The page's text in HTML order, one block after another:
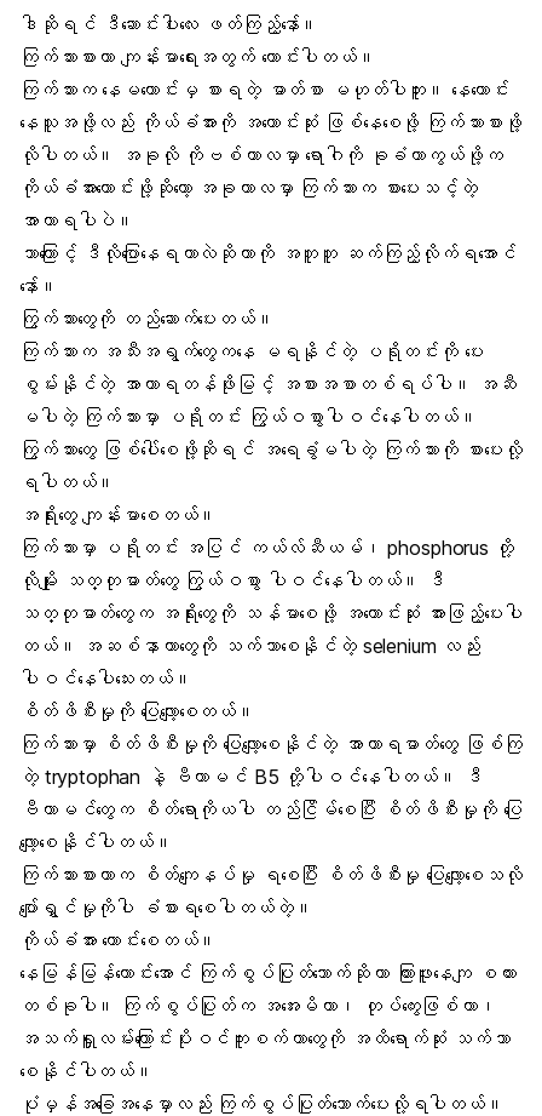
ဒါဆိုရင် ဒီဆောင်းပါးလေး ဖတ်ကြည့်နော်။
ကြက်သားစားတာ ကျန်းမာရေးအတွက် ကောင်းပါတယ်။
ကြက်သားက နေမကောင်းမှ စားရတဲ့ ဓာတ်စာ မဟုတ်ပါဘူး။ နေကောင်း
နေသူအဖို့လည်း ကိုယ်ခံအားကို အကောင်းဆုံး ဖြစ်နေစေဖို့ ကြက်သားစားဖို့
လိုပါတယ်။ အခုလို ကိုဗစ်ကာလမှာ ရောဂါကို ခုခံကာကွယ်ဖို့က
ကိုယ်ခံအားကောင်းဖို့ ဆိုတော့ အခုကာလမှာ ကြက်သားက စားပေးသင့်တဲ့
အာဟာရပါပဲ။
ဘာကြောင့် ဒီလိုပြောနေရတာလဲဆိုတာကို အတူတူ ဆက်ကြည့်လိုက်ရအောင်
နော်။
ကြွက်သားတွေကို တည်ဆောက်ပေးတယ်။
ကြက်သားက အသီးအရွက်တွေကနေ မရနိုင်တဲ့ ပရိုတင်းကို ပေး
စွမ်းနိုင်တဲ့ အာဟာရတန်ဖိုးမြင့် အစားအစာတစ်ရပ်ပါ။ အဆီ
မပါတဲ့ ကြက်သားမှာ
ပရိုတင်း ကြွယ်ဝစွာပါဝင်နေပါတယ်။
ကြွက်သားတွေ ဖြစ်ပေါ်စေဖို့ဆိုရင် အရေခွံမပါတဲ့ ကြက်သား ကို စားပေးလို့
ရပါတယ်။
အရိုးတွေ ကျန်းမာစေတယ်။
ကြက်သားမှာ ပရိုတင်း အပြင် ကယ်လ်ဆီယမ် ၊ phosphorus တို့
လိုမျိုး သတ္တုဓာတ်တွေ ကြွယ်ဝစွာ ပါဝင်နေပါတယ်။ ဒီ
သတ္တုဓာတ်တွေက အရိုးတွေကို သန်မာစေဖို့ အကောင်းဆုံး အားဖြည့်ပေးပါ
တယ်။ အဆစ်နာတာတွေကို သက်သာစေနိုင်တဲ့ selenium လည်း
ပါဝင်နေပါသေးတယ်။
စိတ်ဖိစီးမှုကို ပြေလျော့စေတယ် ။
ကြက်သားမှာ စိတ်ဖိစီးမှုကို ပြေလျော့စေနိုင်တဲ့ အာဟာရဓာတ်တွေ ဖြစ်ကြ
တဲ့ tryptophan နဲ့
ဗီတာမင် B5 တို့ပါဝင်နေပါတယ်။ ဒီ
ဗီတာမင်တွေက စိတ်ရောကိုယပါ တည်ငြိမ်စေပြီး စိတ်ဖိစီးမှုကို ပြေ
လျော့စေနိုင်ပါတယ်။
ကြက်သားစားတာက စိတ်ကျေနပ်မှု ရစေပြီး စိတ်ဖိစီးမှု​ ပြေလျော့စေသလို
ပျော်ရွှင်မှုကိုပါ ခံစားရစေပါတယ်တဲ့။
ကိုယ်ခံအား ကောင်းစေတယ်။
နေမြန်မြန်ကောင်းအောင် ကြက်စွပ်ပြုတ်သောက်ဆိုတာ ကြားဖူးနေကျ စကား
တစ်ခုပါ။ ကြက်စွပ်ပြုတ်က အအေးမိတာ ၊ တုပ်ကွေးဖြစ်တာ၊
အသက်ရှူလမ်းကြောင်းပိုးဝင်ကူးစက်တာတွေကို အထိရောက်ဆုံး သက်သာ
စေနိုင်ပါတယ်။
ပုံမှန်အခြေအနေမှာလည်း ကြက်စွပ်ပြုတ်သောက်ပေးလို့ရပါတယ်။